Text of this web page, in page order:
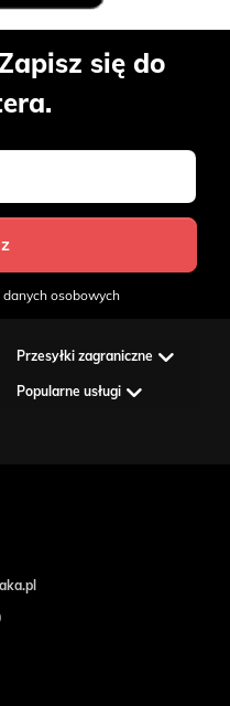
się do
osobowych
Przesyłki zagraniczne
Popularne usługi